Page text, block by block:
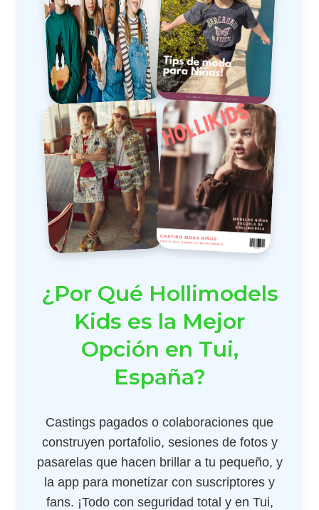
¿Por Qué Hollimodels
Kids es la Mejor
Opción en Tui,
España?
Castings pagados o colaboraciones que
construyen portafolio, sesiones de fotos y
pasarelas que hacen brillar a tu pequeño, y
la app para monetizar con suscriptores y
fans. ¡Todo con seguridad total y en Tui,